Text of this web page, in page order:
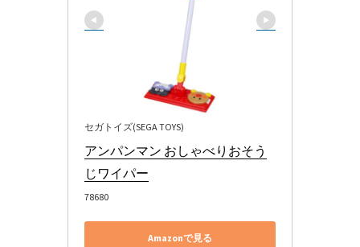
セガトイズ(SEGA TOYS)
アンパンマン おしゃべりおそう
じワイパー
78680
Amazonで見る